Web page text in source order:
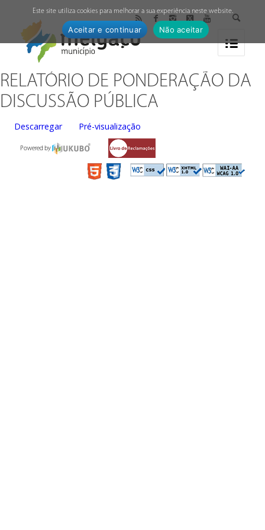
RELATÓRIO DE PONDERAÇÃO DA
DISCUSSÃO PÚBLICA
Descarregar Pré-visualização
Powered by
Este site utiliza cookies para melhorar a sua experiência neste website.
Aceitar e continuar Não aceitar